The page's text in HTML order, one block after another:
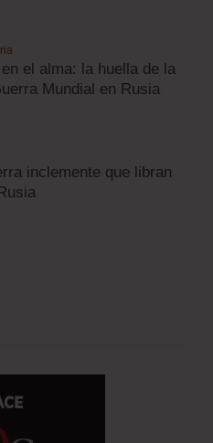
el alma: la huella de la
Mundial en Rusia
inclemente que libran